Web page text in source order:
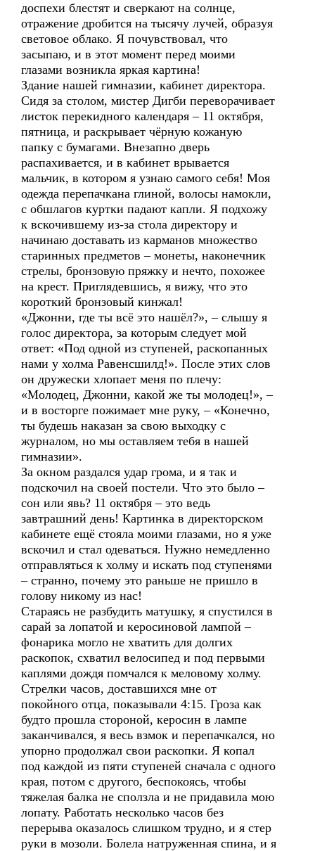
доспехи блестят и сверкают на солнце,
отражение дробится на тысячу лучей, образуя
световое облако. Я почувствовал, что
засыпаю, и в этот момент перед моими
глазами возникла яркая картина!
Здание нашей гимназии, кабинет директора.
Сидя за столом, мистер Дигби переворачивает
листок перекидного календаря – 11 октября,
пятница, и раскрывает чёрную кожаную
папку с бумагами. Внезапно дверь
распахивается, и в кабинет врывается
мальчик, в котором я узнаю самого себя! Моя
одежда перепачкана глиной, волосы намокли,
с обшлагов куртки падают капли. Я подхожу
к вскочившему из-за стола директору и
начинаю доставать из карманов множество
старинных предметов – монеты, наконечник
стрелы, бронзовую пряжку и нечто, похожее
на крест. Приглядевшись, я вижу, что это
короткий бронзовый кинжал!
«Джонни, где ты всё это нашёл?», – слышу я
голос директора, за которым следует мой
ответ: «Под одной из ступеней, раскопанных
нами у холма Равенсшилд!». После этих слов
он дружески хлопает меня по плечу:
«Молодец, Джонни, какой же ты молодец!», –
и в восторге пожимает мне руку, – «Конечно,
ты будешь наказан за свою выходку с
журналом, но мы оставляем тебя в нашей
гимназии».
За окном раздался удар грома, и я так и
подскочил на своей постели. Что это было –
сон или явь? 11 октября – это ведь
завтрашний день! Картинка в директорском
кабинете ещё стояла моими глазами, но я уже
вскочил и стал одеваться. Нужно немедленно
отправляться к холму и искать под ступенями
– странно, почему это раньше не пришло в
голову никому из нас!
Стараясь не разбудить матушку, я спустился в
сарай за лопатой и керосиновой лампой –
фонарика могло не хватить для долгих
раскопок, схватил велосипед и под первыми
каплями дождя помчался к меловому холму.
Стрелки часов, доставшихся мне от
покойного отца, показывали 4:15. Гроза как
будто прошла стороной, керосин в лампе
заканчивался, я весь взмок и перепачкался, но
упорно продолжал свои раскопки. Я копал
под каждой из пяти ступеней сначала с одного
края, потом с другого, беспокоясь, чтобы
тяжелая балка не сползла и не придавила мою
лопату. Работать несколько часов без
перерыва оказалось слишком трудно, и я стер
руки в мозоли. Болела натруженная спина, и я